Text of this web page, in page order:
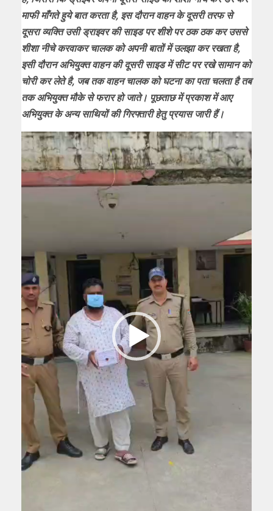
माफी माँगते हुये बात करता है, इस दौरान वाहन के दूसरी तरफ से
दूसरा व्यक्ति उसी ड्राइवर की साइड पर शीशे पर ठक ठक कर उससे
शीशा नीचे करवाकर चालक को अपनी बातों में उलझा कर रखता है,
इसी दौरान अभियुक्त वाहन की दूसरी साइड में सीट पर रखे सामान को
चोरी कर लेते है, जब तक वाहन चालक को घटना का पता चलता है तब
तक अभियुक्त मौके से फरार हो जाते। पूछताछ में प्रकाश में आए
अभियुक्त के अन्य साथियों की गिरफ्तारी हेतु प्रयास जारी हैं।
Video
Player